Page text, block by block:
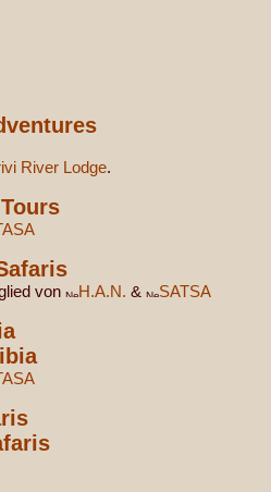
River Lodge.
von H.A.N. & SATSA